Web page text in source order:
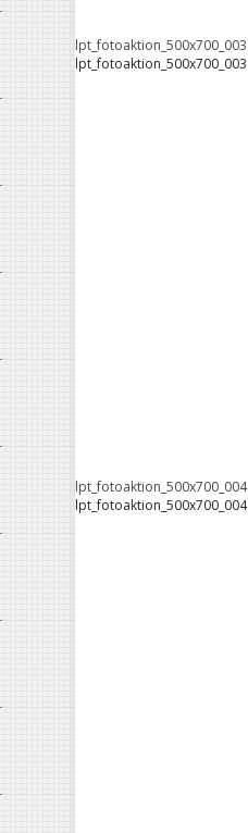
lpt_fotoaktion_500x700_003
lpt_fotoaktion_500x700_003
lpt_fotoaktion_500x700_004
lpt_fotoaktion_500x700_004